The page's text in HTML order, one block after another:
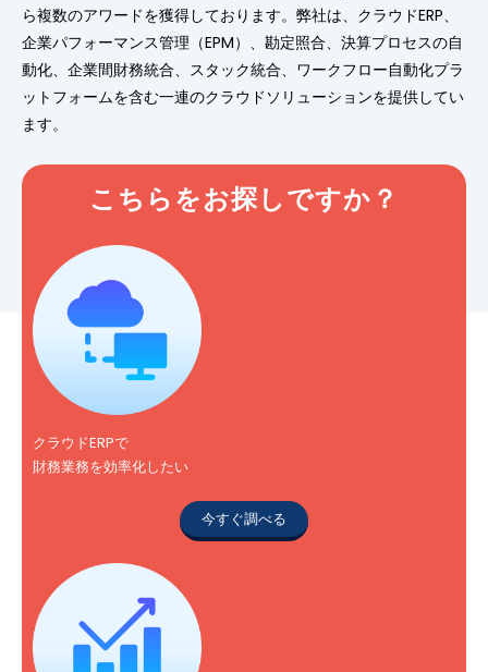
ら複数のアワードを獲得しております。弊社は、クラウドERP、
企業パフォーマンス管理（EPM）、勘定照合、決算プロセスの自
動化、企業間財務統合、スタック統合、ワークフロー自動化プラ
ットフォームを含む一連のクラウドソリューションを提供してい
ます。
こちらをお探しですか？
クラウドERPで
財務業務を効率化したい
今すぐ調べる